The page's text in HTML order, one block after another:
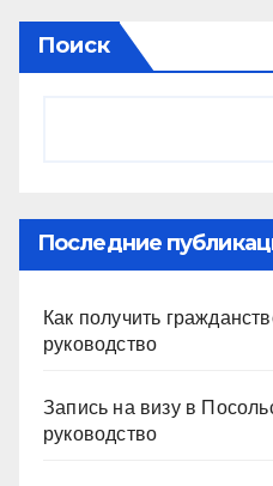
Поиск
Последние
Как получить
руководство
Запись на визу в
руководство